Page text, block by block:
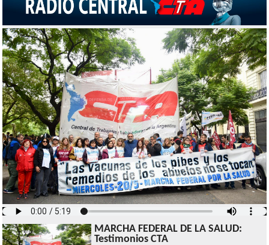
MARCHA FEDERAL DE LA SALUD:
Testimonios CTA